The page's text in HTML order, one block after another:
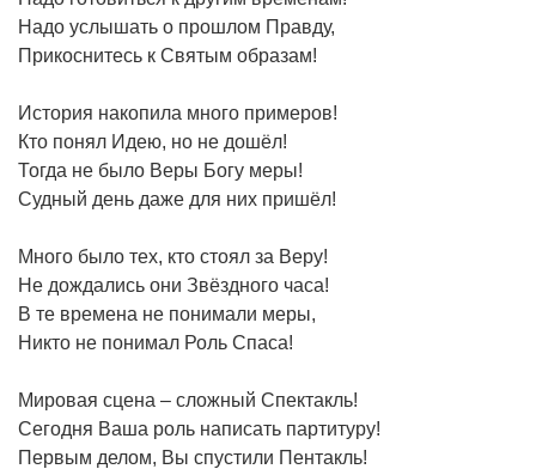
Надо услышать о прошлом Правду,
Прикоснитесь к Святым образам!
История накопила много примеров!
Кто понял Идею, но не дошёл!
Тогда не было Веры Богу меры!
Судный день даже для них пришёл!
Много было тех, кто стоял за Веру!
Не дождались они Звёздного часа!
В те времена не понимали меры,
Никто не понимал Роль Спаса!
Мировая сцена – сложный Спектакль!
Сегодня Ваша роль написать партитуру!
Первым делом, Вы спустили Пентакль!